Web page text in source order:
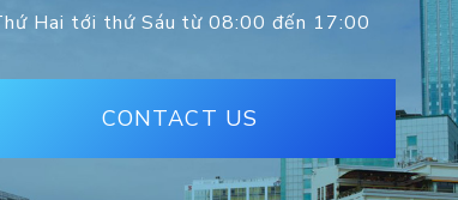
Hai tới thứ Sáu từ 08:00 đến 17:00
CONTACT US